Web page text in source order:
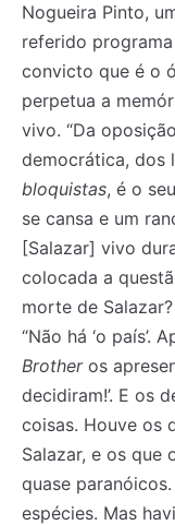
Nogueira Pinto,
referido
convicto que é o
perpetua a
vivo. “Da
democrática, dos
bloquistas, é o
se cansa e um
[Salazar] vivo
colocada a
morte de
“Não há ‘o país’.
Brotheros
decidiram!’. E os
coisas. Houve os
Salazar, e os que
quase
espécies. Mas